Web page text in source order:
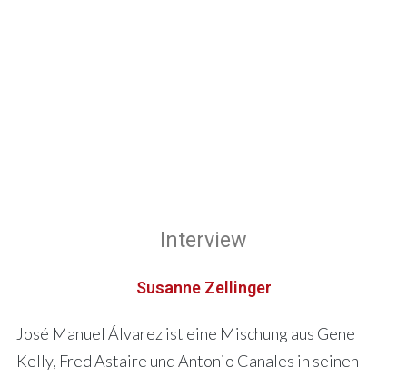
Interview
Susanne Zellinger
José Manuel Álvarez ist eine Mischung aus Gene
Kelly, Fred Astaire und Antonio Canales in seinen